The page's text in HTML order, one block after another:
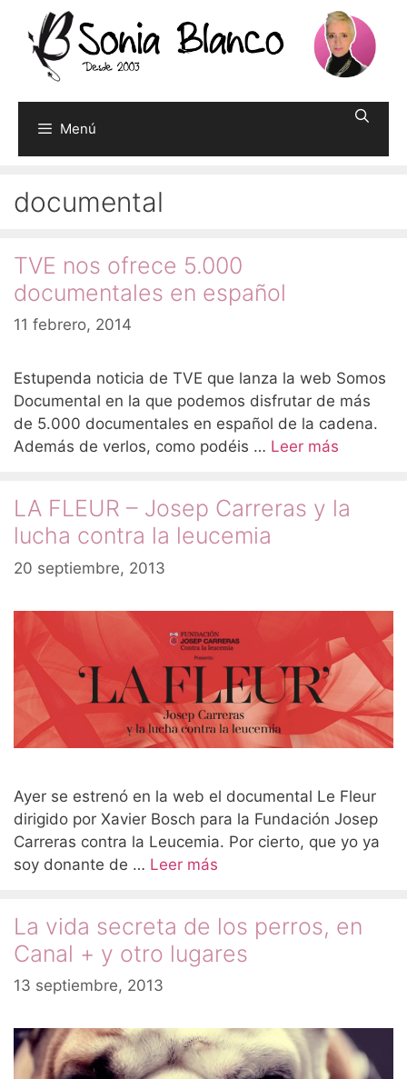
contenido
Menú
documental
TVE nos ofrece 5.000
documentales en español
11 febrero, 2014
Estupenda noticia de TVE que lanza la web Somos
Documental en la que podemos disfrutar de más
de 5.000 documentales en español de la cadena.
Además de verlos, como podéis … Leer más
LA FLEUR – Josep Carreras y la
lucha contra la leucemia
20 septiembre, 2013
Ayer se estrenó en la web el documental Le Fleur
dirigido por Xavier Bosch para la Fundación Josep
Carreras contra la Leucemia. Por cierto, que yo ya
soy donante de … Leer más
La vida secreta de los perros, en
Canal + y otro lugares
13 septiembre, 2013